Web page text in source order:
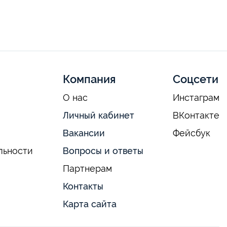
Компания
О нас
Личный кабинет
Вакансии
Вопросы и ответы
Партнерам
Контакты
Карта сайта
Соцсети
Инстаграм
ВКонтакте
Фейсбук